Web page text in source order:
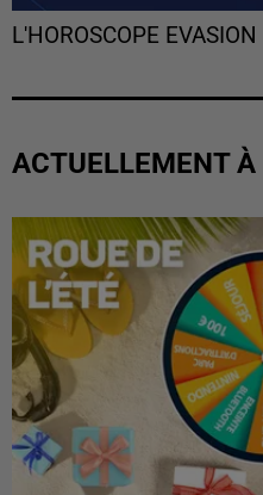
L'HOROSCOPE EVASION
ACTUELLEMENT À